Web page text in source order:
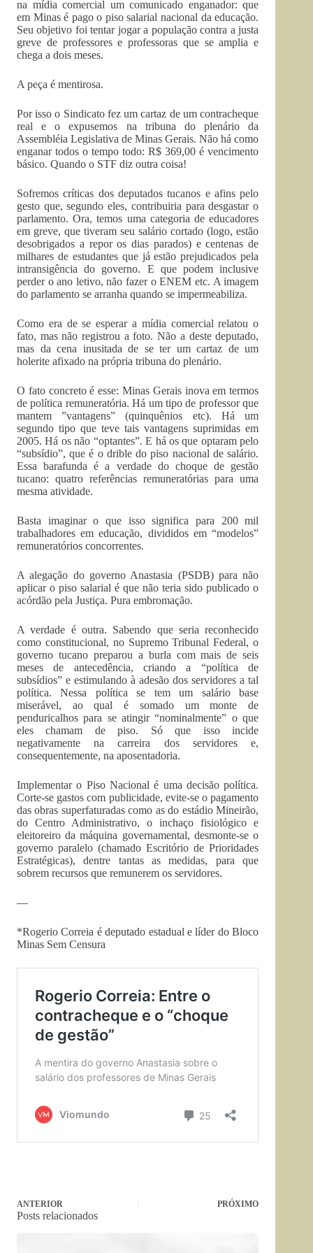
na mídia comercial um comunicado enganador: que
em Minas é pago o piso salarial nacional da educação.
Seu objetivo foi tentar jogar a população contra a justa
greve de professores e professoras que se amplia e
chega a dois meses.
A peça é mentirosa.
Por isso o Sindicato fez um cartaz de um contracheque
real e o expusemos na tribuna do plenário da
Assembléia Legislativa de Minas Gerais. Não há como
enganar todos o tempo todo: R$ 369,00 é vencimento
básico. Quando o STF diz outra coisa!
Sofremos críticas dos deputados tucanos e afins pelo
gesto que, segundo eles, contribuiria para desgastar o
parlamento. Ora, temos uma categoria de educadores
em greve, que tiveram seu salário cortado (logo, estão
desobrigados a repor os dias parados) e centenas de
milhares de estudantes que já estão prejudicados pela
intransigência do governo. E que podem inclusive
perder o ano letivo, não fazer o ENEM etc. A imagem
do parlamento se arranha quando se impermeabiliza.
Como era de se esperar a mídia comercial relatou o
fato, mas não registrou a foto. Não a deste deputado,
mas da cena inusitada de se ter um cartaz de um
holerite afixado na própria tribuna do plenário.
O fato concreto é esse: Minas Gerais inova em termos
de política remuneratória. Há um tipo de professor que
mantem ”vantagens” (quinquênios etc). Há um
segundo tipo que teve tais vantagens suprimidas em
2005. Há os não “optantes”. E há os que optaram pelo
“subsídio”, que é o drible do piso nacional de salário.
Essa barafunda é a verdade do choque de gestão
tucano: quatro referências remuneratórias para uma
mesma atividade.
Basta imaginar o que isso significa para 200 mil
trabalhadores em educação, divididos em “modelos”
remuneratórios concorrentes.
A alegação do governo Anastasia (PSDB) para não
aplicar o piso salarial é que não teria sido publicado o
acórdão pela Justiça. Pura embromação.
A verdade é outra. Sabendo que seria reconhecido
como constitucional, no Supremo Tribunal Federal, o
governo tucano preparou a burla com mais de seis
meses de antecedência, criando a “política de
subsídios” e estimulando à adesão dos servidores a tal
política. Nessa política se tem um salário base
miserável, ao qual é somado um monte de
penduricalhos para se atingir “nominalmente” o que
eles chamam de piso. Só que isso incide
negativamente na carreira dos servidores e,
consequentemente, na aposentadoria.
Implementar o Piso Nacional é uma decisão política.
Corte-se gastos com publicidade, evite-se o pagamento
das obras superfaturadas como as do estádio Mineirão,
do Centro Administrativo, o inchaço fisiológico e
eleitoreiro da máquina governamental, desmonte-se o
governo paralelo (chamado Escritório de Prioridades
Estratégicas), dentre tantas as medidas, para que
sobrem recursos que remunerem os servidores.
—
*Rogerio Correia é deputado estadual e líder do Bloco
Minas Sem Censura
ANTERIOR PRÓXIMO
Posts relacionados